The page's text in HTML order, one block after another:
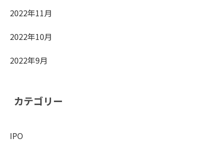
2022年11月
2022年10月
2022年9月
カテゴリー
IPO